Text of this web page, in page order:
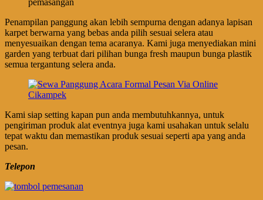
Penampilan panggung akan lebih sempurna dengan adanya lapisan
karpet berwarna yang bebas anda pilih sesuai selera atau
menyesuaikan dengan tema acaranya. Kami juga menyediakan mini
garden yang terbuat dari pilihan bunga fresh maupun bunga plastik
semua tergantung selera anda.
Kami siap setting kapan pun anda membutuhkannya, untuk
pengiriman produk alat eventnya juga kami usahakan untuk selalu
tepat waktu dan memastikan produk sesuai seperti apa yang anda
pesan.
Telepon